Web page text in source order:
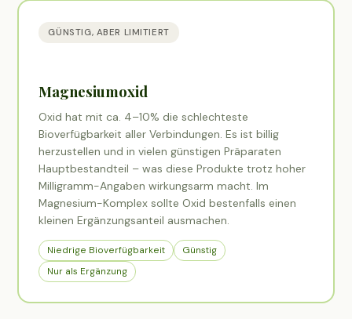
GÜNSTIG, ABER LIMITIERT
Magnesiumoxid
Oxid hat mit ca. 4–10% die schlechteste
Bioverfügbarkeit aller Verbindungen. Es ist billig
herzustellen und in vielen günstigen Präparaten
Hauptbestandteil – was diese Produkte trotz hoher
Milligramm-Angaben wirkungsarm macht. Im
Magnesium-Komplex sollte Oxid bestenfalls einen
kleinen Ergänzungsanteil ausmachen.
Niedrige Bioverfügbarkeit
Günstig
Nur als Ergänzung